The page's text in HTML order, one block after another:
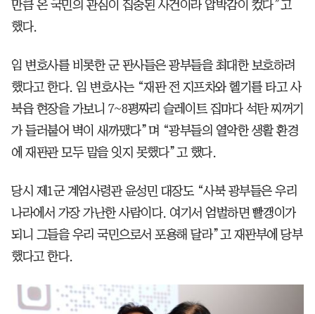
만큼 온 국민의 관심이 집중된 사건이라 압박감이 컸다”고
했다.
임 변호사를 비롯한 군 판사들은 광부들을 최대한 보호하려
했다고 한다. 임 변호사는 “재판 전 지프차와 헬기를 타고 사
북읍 현장을 가보니 7~8평짜리 슬레이트 집마다 석탄 찌꺼기
가 들러붙어 벽이 새까맸다”며 “광부들의 열악한 생활 환경
에 재판관 모두 말을 잇지 못했다”고 했다.
당시 제1군 계엄사령관 윤성민 대장도 “사북 광부들은 우리
나라에서 가장 가난한 사람이다. 여기서 엄벌하면 빨갱이가
되니 그들을 우리 국민으로서 포용해 달라”고 재판부에 당부
했다고 한다.